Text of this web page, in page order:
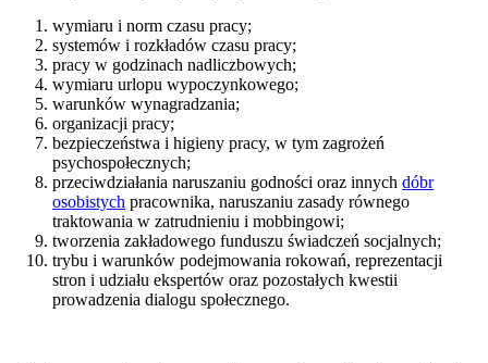
wymiaru i norm czasu pracy;
systemów i rozkładów czasu pracy;
pracy w godzinach nadliczbowych;
wymiaru urlopu wypoczynkowego;
warunków wynagradzania;
organizacji pracy;
bezpieczeństwa i higieny pracy, w tym zagrożeń
psychospołecznych;
przeciwdziałania naruszaniu godności oraz innych dóbr
osobistych pracownika, naruszaniu zasady równego
traktowania w zatrudnieniu i mobbingowi;
tworzenia zakładowego funduszu świadczeń socjalnych;
trybu i warunków podejmowania rokowań, reprezentacji
stron i udziału ekspertów oraz pozostałych kwestii
prowadzenia dialogu społecznego.